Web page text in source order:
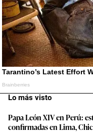
Lo más visto
Papa León XIV en Perú:
confirmadas en Lima,